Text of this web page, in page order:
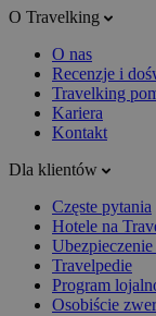
O Travelking
O nas
Recenzje i
Travelking
Kariera
Kontakt
Dla klientów
Częste pytania
Hotele na
Travelpedie
Program
Osobiście